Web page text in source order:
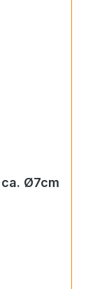
Ø7cm